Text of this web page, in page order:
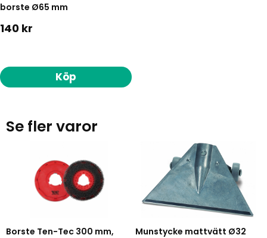
borste Ø65 mm
140 kr
Köp
Se fler varor
Borste Ten-Tec 300 mm,
Munstycke mattvätt Ø32